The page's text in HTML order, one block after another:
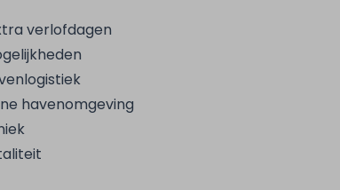
verlofdagen
havenomgeving